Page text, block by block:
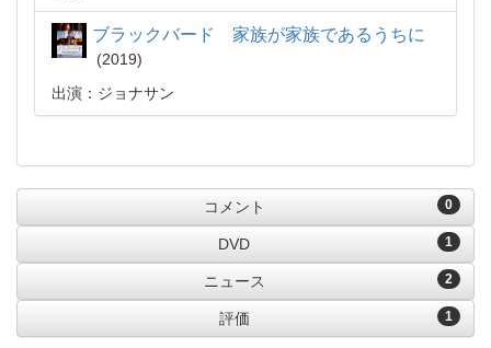
ブラックバード 家族が家族であるうちに
2019
出演：ジョナサン
0
コメント
1
DVD
2
ニュース
1
評価